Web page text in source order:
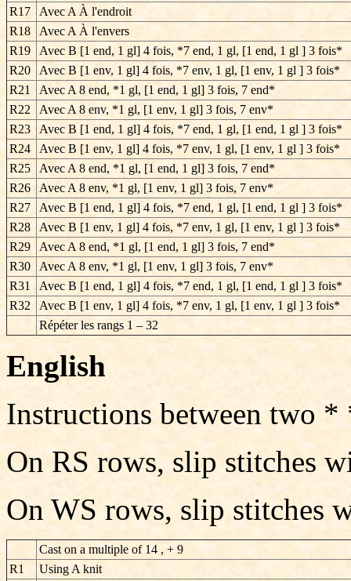
R17
Avec A À l'endroit
R18
Avec A À l'envers
R19
Avec B [1 end, 1 gl] 4 fois, *7 end, 1 gl, [1 end, 1 gl ] 3 fois*
R20
Avec B [1 env, 1 gl] 4 fois, *7 env, 1 gl, [1 env, 1 gl ] 3 fois*
R21
Avec A 8 end, *1 gl, [1 end, 1 gl] 3 fois, 7 end*
R22
Avec A 8 env, *1 gl, [1 env, 1 gl] 3 fois, 7 env*
R23
Avec B [1 end, 1 gl] 4 fois, *7 end, 1 gl, [1 end, 1 gl ] 3 fois*
R24
Avec B [1 env, 1 gl] 4 fois, *7 env, 1 gl, [1 env, 1 gl ] 3 fois*
R25
Avec A 8 end, *1 gl, [1 end, 1 gl] 3 fois, 7 end*
R26
Avec A 8 env, *1 gl, [1 env, 1 gl] 3 fois, 7 env*
R27
Avec B [1 end, 1 gl] 4 fois, *7 end, 1 gl, [1 end, 1 gl ] 3 fois*
R28
Avec B [1 env, 1 gl] 4 fois, *7 env, 1 gl, [1 env, 1 gl ] 3 fois*
R29
Avec A 8 end, *1 gl, [1 end, 1 gl] 3 fois, 7 end*
R30
Avec A 8 env, *1 gl, [1 env, 1 gl] 3 fois, 7 env*
R31
Avec B [1 end, 1 gl] 4 fois, *7 end, 1 gl, [1 end, 1 gl ] 3 fois*
R32
Avec B [1 env, 1 gl] 4 fois, *7 env, 1 gl, [1 env, 1 gl ] 3 fois*
Répéter les rangs 1 – 32
English
Instructions between two *
On RS rows, slip stitches
On WS rows, slip stitches
Cast on a multiple of 14 , + 9
R1
Using A knit